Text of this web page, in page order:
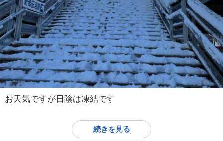
お天気ですが日陰は凍結です
続きを見る